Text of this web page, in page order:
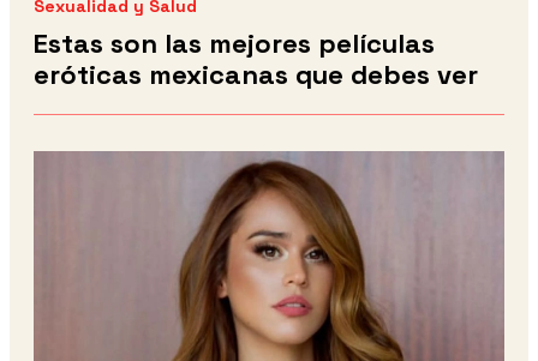
Sexualidad y Salud
Estas son las mejores películas
eróticas mexicanas que debes ver